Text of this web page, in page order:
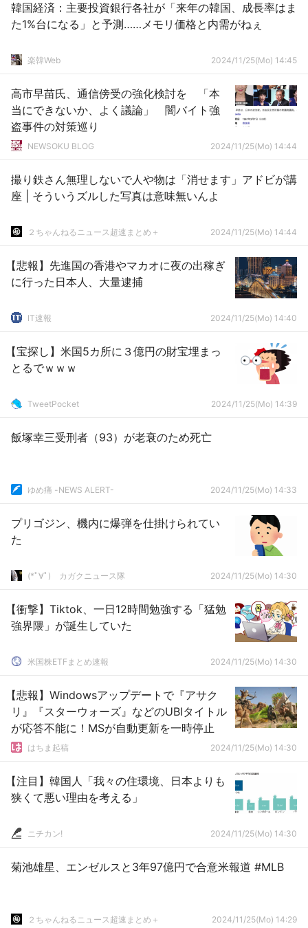
韓国経済：主要投資銀行各社が「来年の韓国、成長率はま
た1%台になる」と予測……メモリ価格と内需がねぇ
楽韓Web 2024/11/25(Mo) 14:45
高市早苗氏、通信傍受の強化検討を 「本
当にできないか、よく議論」 闇バイト強
盗事件の対策巡り
NEWSOKU BLOG 2024/11/25(Mo) 14:44
撮り鉄さん無理しないで人や物は「消せます」アドビが講
座 | そういうズルした写真は意味無いんよ
２ちゃんねるニュース超速まとめ＋ 2024/11/25(Mo) 14:44
【悲報】先進国の香港やマカオに夜の出稼ぎ
に行った日本人、大量逮捕
IT速報 2024/11/25(Mo) 14:40
【宝探し】米国5カ所に３億円の財宝埋まっ
とるでｗｗｗ
TweetPocket 2024/11/25(Mo) 14:39
飯塚幸三受刑者（93）が老衰のため死亡
ゆめ痛 -NEWS ALERT- 2024/11/25(Mo) 14:33
プリゴジン、機内に爆弾を仕掛けられてい
た
(*ﾟ∀ﾟ)ゞカガクニュース隊 2024/11/25(Mo) 14:30
【衝撃】Tiktok、一日12時間勉強する「猛勉
強界隈」が誕生していた
米国株ETFまとめ速報 2024/11/25(Mo) 14:30
【悲報】Windowsアップデートで『アサク
リ』『スターウォーズ』などのUBIタイトル
が応答不能に！MSが自動更新を一時停止
はちま起稿 2024/11/25(Mo) 14:30
【注目】韓国人「我々の住環境、日本よりも
狭くて悪い理由を考える」
ニチカン! 2024/11/25(Mo) 14:30
菊池雄星、エンゼルスと3年97億円で合意米報道 #MLB
２ちゃんねるニュース超速まとめ＋ 2024/11/25(Mo) 14:29